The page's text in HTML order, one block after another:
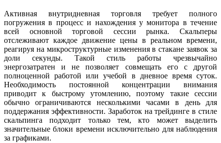
Активная внутридневная торговля требует полного
погружения в процесс и нахождения у монитора в течение
всей основной торговой сессии рынка. Скальперы
отслеживают каждое движение цены в реальном времени,
реагируя на микроструктурные изменения в стакане заявок за
доли секунды. Такой стиль работы чрезвычайно
энергозатратен и не позволяет совмещать его с другой
полноценной работой или учебой в дневное время суток.
Необходимость постоянной концентрации внимания
приводит к быстрому утомлению, поэтому такие сессии
обычно ограничиваются несколькими часами в день для
поддержания эффективности. Заработок на трейдинге в стиле
скальпинга подходит только тем, кто может выделить
значительные блоки времени исключительно для наблюдения
за графиками.